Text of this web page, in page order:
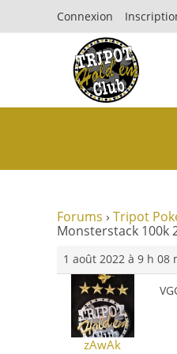
Connexion
Forums › Tripot
Monsterstack 100k
1 août 2022 à 9 h 08
zAwAk